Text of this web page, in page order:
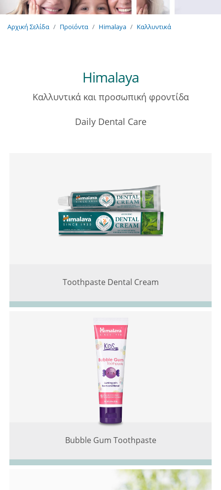
Αρχική Σελίδα Προϊόντα Himalaya Καλλυντικά
Himalaya
Καλλυντικά και προσωπική φροντίδα
Daily Dental Care
Toothpaste Dental Cream
Bubble Gum Toothpaste